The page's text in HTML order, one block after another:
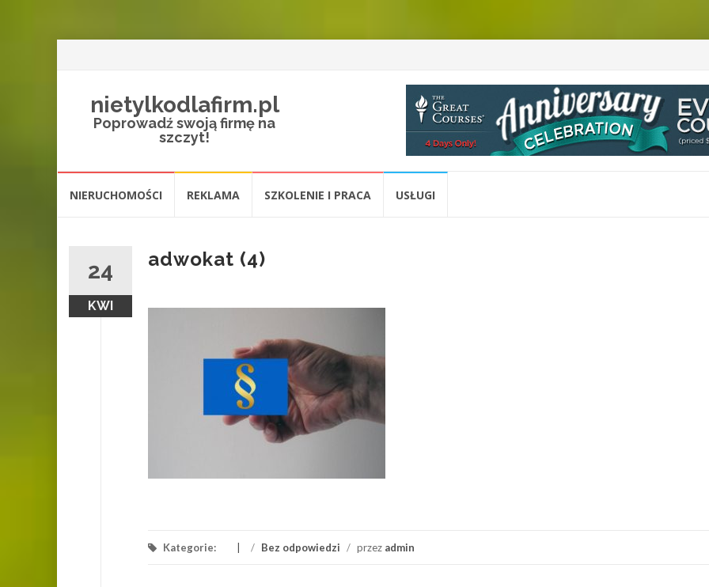
nietylkodlafirm.pl
Poprowadź swoją firmę na
szczyt!
NIERUCHOMOŚCI REKLAMA SZKOLENIE I PRACA USŁUGI
24
KWI
adwokat (4)
Kategorie: / Bez odpowiedzi / przez admin